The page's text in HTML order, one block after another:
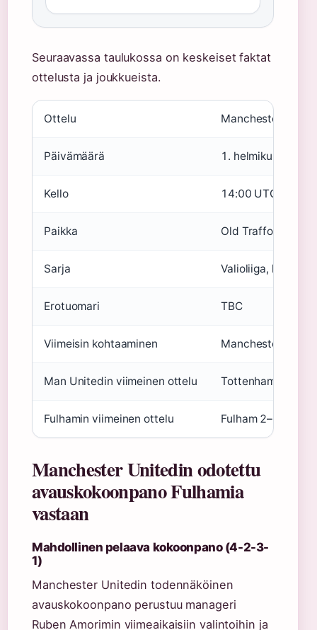
Seuraavassa taulukossa on keskeiset faktat
ottelusta ja joukkueista.
Ottelu Manchester
Päivämäärä 1. helmikuuta
Kello 14:00 UTC
Paikka Old Trafford,
Sarja Valioliiga, kierros
Erotuomari TBC
Viimeisin kohtaaminen Manchester
Man Unitedin viimeinen ottelu Tottenham 0–1
Fulhamin viimeinen ottelu Fulham 2–0
Manchester Unitedin odotettu
avauskokoonpano Fulhamia
vastaan
Mahdollinen pelaava kokoonpano (4-2-3-
1)
Manchester Unitedin todennäköinen
avauskokoonpano perustuu manageri
Ruben Amorimin viimeaikaisiin valintoihin ja